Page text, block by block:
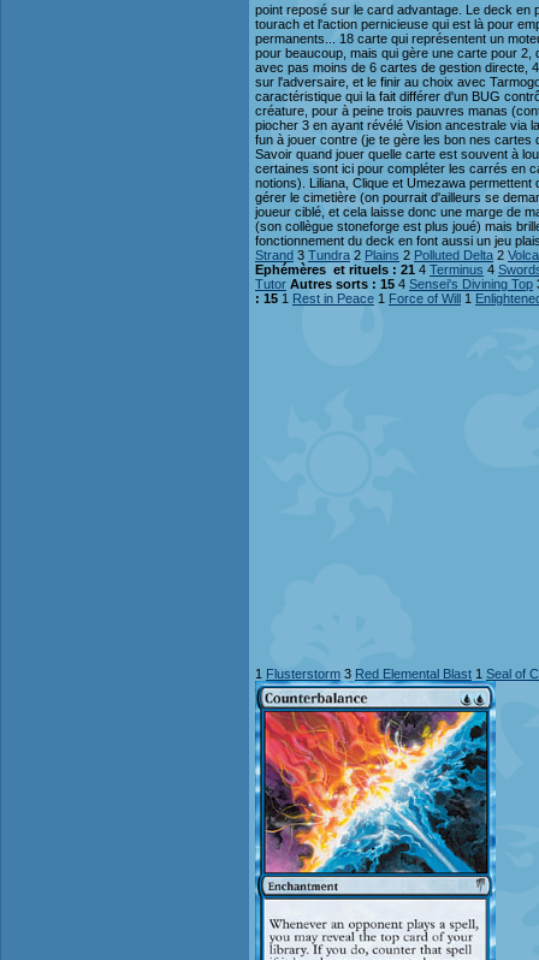
point reposé sur le card advantage. Le deck en
tourach et l'action pernicieuse qui est là pour
permanents... 18 carte qui représentent un
pour beaucoup, mais qui gère une carte pour
avec pas moins de 6 cartes de gestion directe,
sur l'adversaire, et le finir au choix avec
caractéristique qui la fait différer d'un BUG
créature, pour à peine trois pauvres manas
piocher 3 en ayant révélé Vision ancestrale via
fun à jouer contre (je te gère les bon nes cartes
Savoir quand jouer quelle carte est souvent à
certaines sont ici pour compléter les carrés en
notions). Liliana, Clique et Umezawa
gérer le cimetière (on pourrait d'ailleurs se
joueur ciblé, et cela laisse donc une marge de
(son collègue stoneforge est plus joué) mais
fonctionnement du deck en font aussi un jeu
Strand 3 Tundra 2 Plains 2 Polluted Delta 2
Ephémères et rituels : 21 4 Terminus 4
Tutor Autres sorts : 15 4 Sensei's Divining Top
: 15 1 Rest in Peace 1 Force of Will 1
1 Flusterstorm 3 Red Elemental Blast 1 Seal of